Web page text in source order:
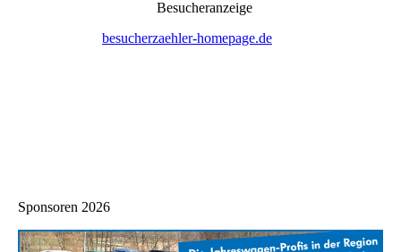
Besucheranzeige
Sponsoren 2026